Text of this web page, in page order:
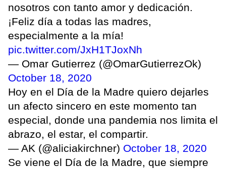
nosotros con tanto amor y dedicación.
¡Feliz día a todas las madres,
especialmente a la mía!
pic.twitter.com/JxH1TJoxNh
— Omar Gutierrez (@OmarGutierrezOk)
October 18, 2020
Hoy en el Día de la Madre quiero dejarles
un afecto sincero en este momento tan
especial, donde una pandemia nos limita el
abrazo, el estar, el compartir.
— AK (@aliciakirchner) October 18, 2020
Se viene el Día de la Madre, que siempre